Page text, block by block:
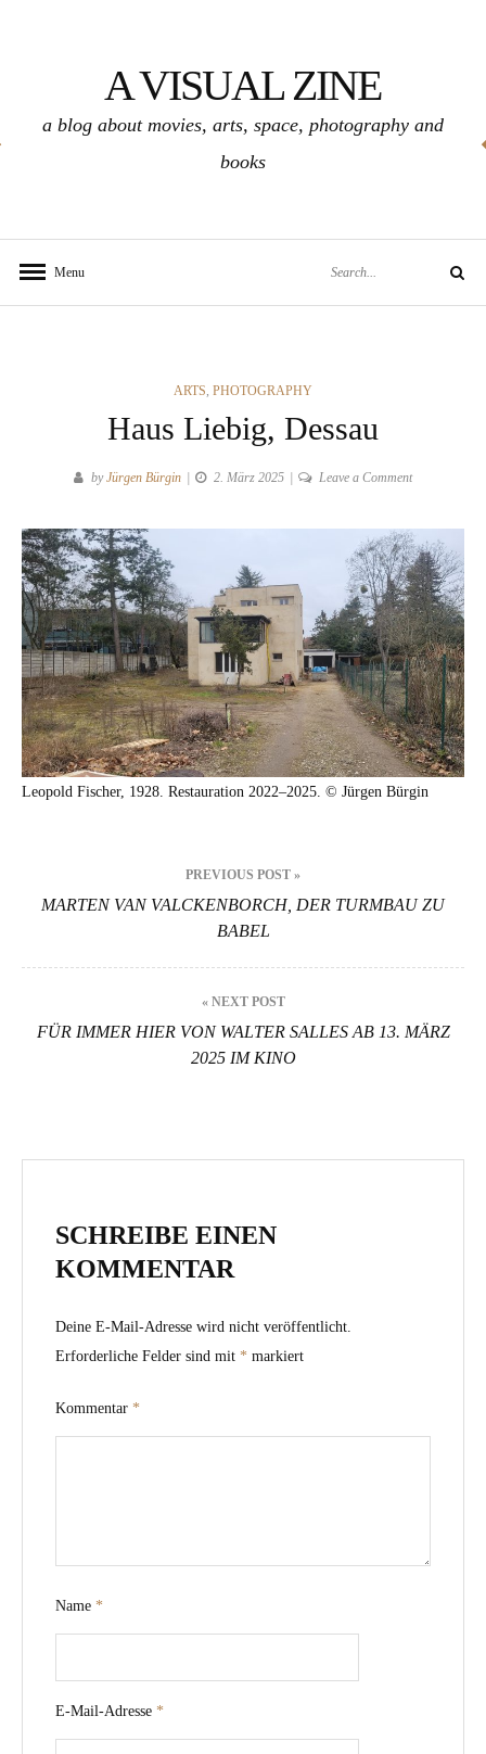
A VISUAL ZINE
a blog about movies, arts, space, photography and
books
Menu Search
CATEGORIES
ARTS, PHOTOGRAPHY
Haus Liebig, Dessau
byJürgen Bürgin 2. März 2025 Leave a Commenton
Dessau
Leopold Fis­ch­er, 1928. Restau­ra­tion 2022–2025. © Jür­gen Bür­gin
PREVIOUS POST »
MARTEN VAN VALCKENBORCH, DER TURMBAU ZU
BABEL
« NEXT POST
FÜR IMMER HIER VON WALTER SALLES AB 13. MÄRZ
2025 IM KINO
SCHREIBE EINEN
KOMMENTAR
Deine E-Mail-Adresse wird nicht veröffentlicht.
Erforderliche Felder sind mit * markiert
Kommentar *
Name *
E-Mail-Adresse *